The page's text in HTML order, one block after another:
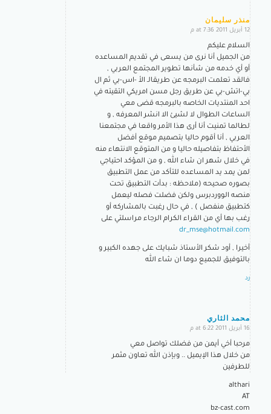
منذر سليمان
says:
12 أبريل 2011 at 7:36 م
السلام عليكم
من الجميل أنا نرى من يسعى في تقديم المساعده
أو أي خدمه من شأنها تطوير المجتمع العربي ,
فالقد تعلمت البرمجه عن طريقالـ الأ -اس-بي ثم ال
بي-اتش-بي عن طريق رجل مسن امريكي التقيته في
احد المنتديات الخاصه بالبرمجه قضى معي
الساعات الطوال لا لشيئ الا انشر المعرفه , و
لطالما تمنيت أنا أرى هذا الأمر واقعا في مجتمعنا
العربي , أنا أقوم حاليا بتصميم موقع أفضل
الأحتفاظ بتفاصيله حاليا و من المتوقع الانتهاء منه
في خلال شهر ان شاء الله , و من المؤكد احتياجي
لمن يمد يد المساعده للتأكد من عمل التطبيق
بصوره صحيحه (ملاحظه : بدأت التطبيق تحت
منصه الووردبرس ولكن فضلت فصله ليعمل
كتطبيق منفصل ) , في حال رغبت بالمشاركه أو
رغب بها أي من القراء الكرام الرجاء مراسلتي على
dr_mse@hotmail.com
أخيرا , أود شكر الأستاذ شبايك على جهده الكبير و
بالتوفيق للجميع دوما ان شاء الله
رد
محمد الثاري
says:
16 أبريل 2011 at 6:22 م
مرحبا أخي أيمن من فضلك تواصل معي
من خلال هذا الإيميل .. وبإذن الله تعاون مثمر
للطرفين
althari
AT
bz-cast.com